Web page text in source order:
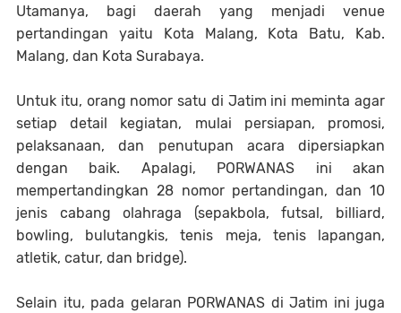
Utamanya, bagi daerah yang menjadi venue
pertandingan yaitu Kota Malang, Kota Batu, Kab.
Malang, dan Kota Surabaya.
Untuk itu, orang nomor satu di Jatim ini meminta agar
setiap detail kegiatan, mulai persiapan, promosi,
pelaksanaan, dan penutupan acara dipersiapkan
dengan baik. Apalagi, PORWANAS ini akan
mempertandingkan 28 nomor pertandingan, dan 10
jenis cabang olahraga (sepakbola, futsal, billiard,
bowling, bulutangkis, tenis meja, tenis lapangan,
atletik, catur, dan bridge).
Selain itu, pada gelaran PORWANAS di Jatim ini juga